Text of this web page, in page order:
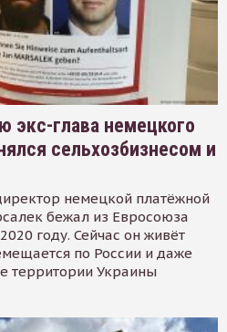
экс-глава немецкого
сельхозбизнесом и
немецкой платёжной
бежал из Евросоюза
году. Сейчас он живёт
по России и даже
территории Украины